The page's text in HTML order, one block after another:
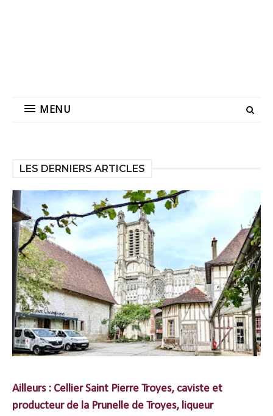
MENU
LES DERNIERS ARTICLES
Ailleurs : Cellier Saint Pierre Troyes, caviste et
producteur de la Prunelle de Troyes, liqueur